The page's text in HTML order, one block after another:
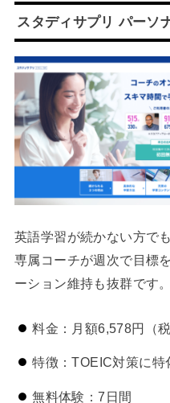
スタディサプリ パーソ
英語学習が続かない方で
専属コーチが週次で目標
ーション維持も抜群です。
料金：月額6,578円（
特徴：TOEIC対策に特
無料体験：7日間